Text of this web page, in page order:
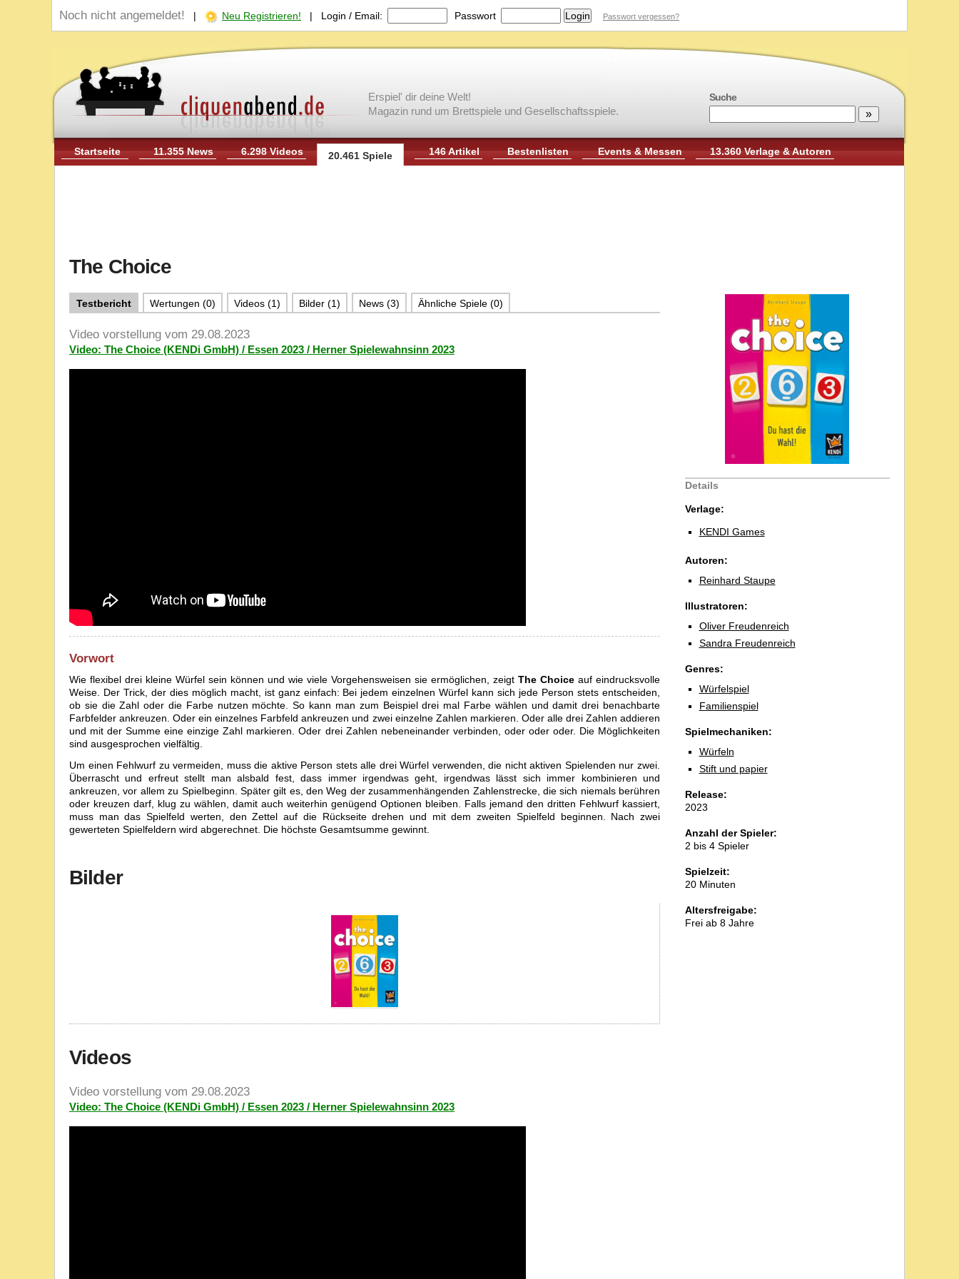
Noch nicht angemeldet! | Neu Registrieren! | Login / Email: Passwort Passwort vergessen?
Suche
Erspiel' dir deine Welt!
Magazin rund um Brettspiele und Gesellschaftsspiele.
Startseite 11.355 News 6.298 Videos 20.461 Spiele 146 Artikel Bestenlisten Events & Messen 13.360 Verlage & Autoren
The Choice
Details
Verlage:
KENDI Games
Autoren:
Reinhard Staupe
Illustratoren:
Oliver Freudenreich
Sandra Freudenreich
Genres:
Würfelspiel
Familienspiel
Spielmechaniken:
Würfeln
Stift und papier
Release:
2023
Anzahl der Spieler:
2 bis 4 Spieler
Spielzeit:
20 Minuten
Altersfreigabe:
Frei ab 8 Jahre
Testbericht Wertungen (0) Videos (1) Bilder (1) News (3) Ähnliche Spiele (0)
Video vorstellung vom 29.08.2023
Video: The Choice (KENDi GmbH) / Essen 2023 / Herner Spielewahnsinn 2023
Vorwort
Wie flexibel drei kleine Würfel sein können und wie viele Vorgehensweisen sie ermöglichen, zeigt The Choice auf eindrucksvolle
Weise. Der Trick, der dies möglich macht, ist ganz einfach: Bei jedem einzelnen Würfel kann sich jede Person stets entscheiden,
ob sie die Zahl oder die Farbe nutzen möchte. So kann man zum Beispiel drei mal Farbe wählen und damit drei benachbarte
Farbfelder ankreuzen. Oder ein einzelnes Farbfeld ankreuzen und zwei einzelne Zahlen markieren. Oder alle drei Zahlen addieren
und mit der Summe eine einzige Zahl markieren. Oder drei Zahlen nebeneinander verbinden, oder oder oder. Die Möglichkeiten
sind ausgesprochen vielfältig.
Um einen Fehlwurf zu vermeiden, muss die aktive Person stets alle drei Würfel verwenden, die nicht aktiven Spielenden nur zwei.
Überrascht und erfreut stellt man alsbald fest, dass immer irgendwas geht, irgendwas lässt sich immer kombinieren und
ankreuzen, vor allem zu Spielbeginn. Später gilt es, den Weg der zusammenhängenden Zahlenstrecke, die sich niemals berühren
oder kreuzen darf, klug zu wählen, damit auch weiterhin genügend Optionen bleiben. Falls jemand den dritten Fehlwurf kassiert,
muss man das Spielfeld werten, den Zettel auf die Rückseite drehen und mit dem zweiten Spielfeld beginnen. Nach zwei
gewerteten Spielfeldern wird abgerechnet. Die höchste Gesamtsumme gewinnt.
Bilder
Videos
Video vorstellung vom 29.08.2023
Video: The Choice (KENDi GmbH) / Essen 2023 / Herner Spielewahnsinn 2023